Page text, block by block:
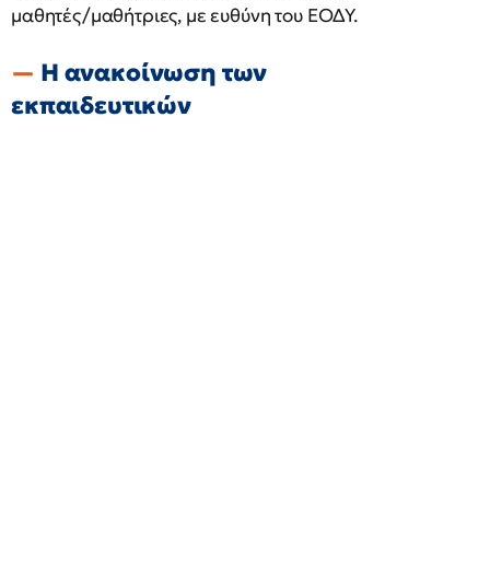
μαθητές/μαθήτριες, με ευθύνη του ΕΟΔΥ.
Η ανακοίνωση των
εκπαιδευτικών